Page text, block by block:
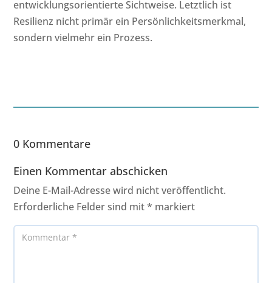
entwicklungsorientierte Sichtweise. Letztlich ist
Resilienz nicht primär ein Persönlichkeitsmerkmal,
sondern vielmehr ein Prozess.
0 Kommentare
Einen Kommentar abschicken
Deine E-Mail-Adresse wird nicht veröffentlicht.
Erforderliche Felder sind mit* markiert